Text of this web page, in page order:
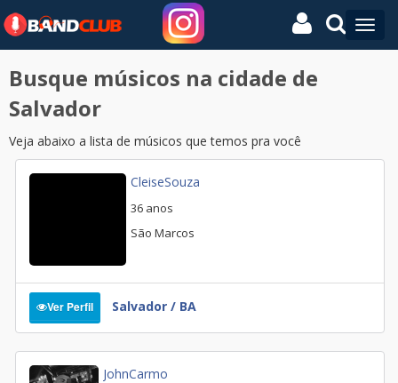
Busque músicos na cidade de
Salvador
Veja abaixo a lista de músicos que temos pra você
CleiseSouza
36 anos
São Marcos
Ver Perfil Salvador / BA
JohnCarmo